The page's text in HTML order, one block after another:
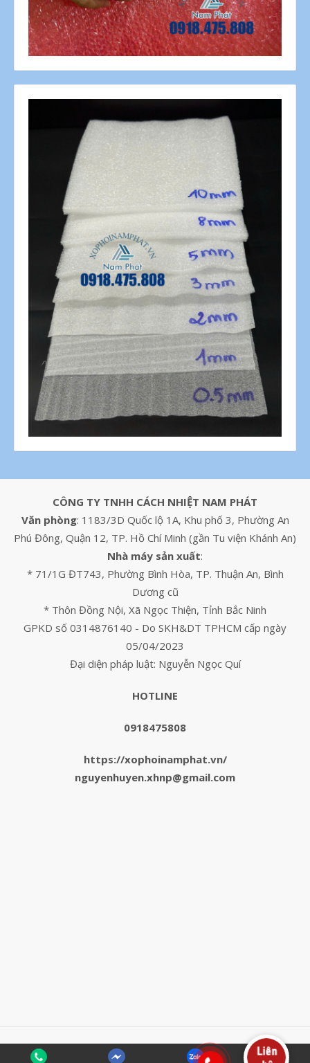
CÔNG TY TNHH CÁCH NHIỆT NAM PHÁT
Văn phòng: 1183/3D Quốc lộ 1A, Khu phố 3, Phường An
Phú Đông, Quận 12, TP. Hồ Chí Minh (gần Tu viện Khánh An)
Nhà máy sản xuất:
* 71/1G ĐT743, Phường Bình Hòa, TP. Thuận An, Bình
Dương cũ
* Thôn Đồng Nội, Xã Ngọc Thiện, Tỉnh Bắc Ninh
GPKD số 0314876140 - Do SKH&DT TPHCM cấp ngày
05/04/2023
Đại diện pháp luật: Nguyễn Ngọc Quí
HOTLINE
0918475808
https://xophoinamphat.vn/
nguyenhuyen.xhnp@gmail.com
© 2026 XỐP HƠI NAM PHÁT Mã nguồn WordPress /
Giao diện